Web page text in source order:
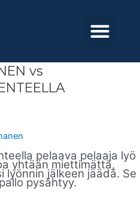
vs
pelaava pelaaja lyö
yhtään miettimättä,
lyönnin jälkeen jäädä. Se
pysähtyy.